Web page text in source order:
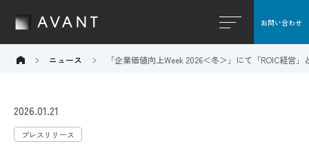
お問い合わせ
ニュース 「企業価値向上Week 2026＜冬＞」にて「ROIC経営
2026.01.21
プレスリリース